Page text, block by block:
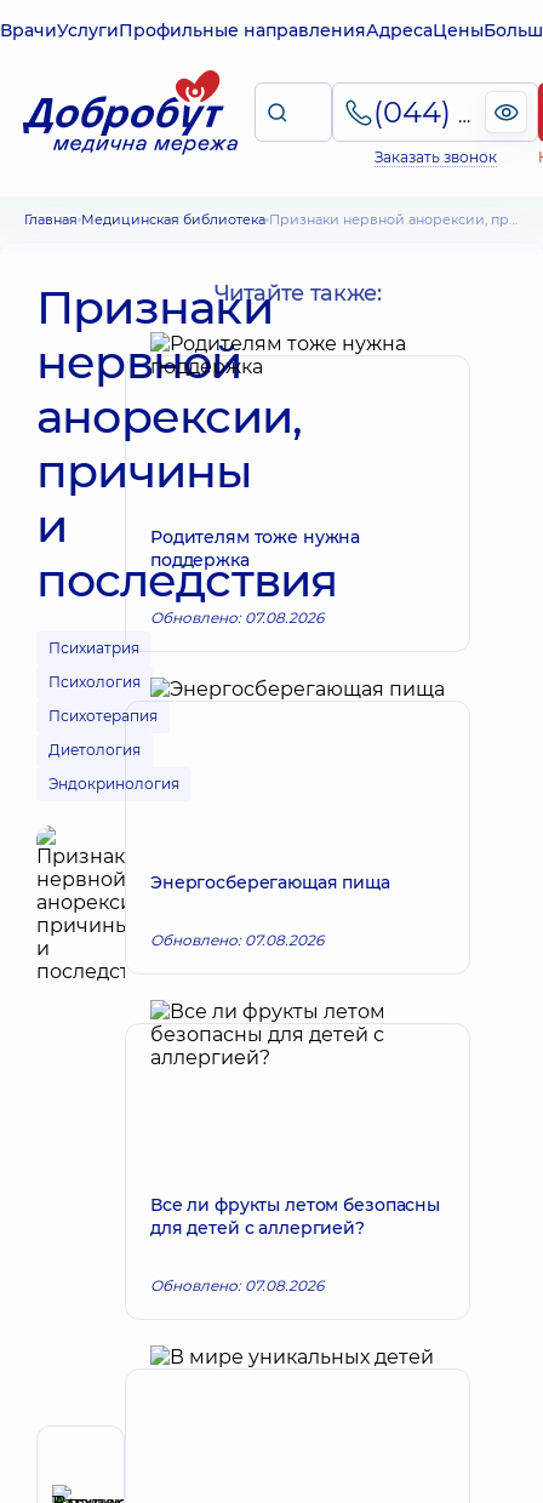
ВрачиУслугиПрофильные направленияАдресаЦены
(044) 495-2-888
Заказать звонок
Главная Медицинская библиотека Признаки нервной анорексии, причины и последствия
Признаки
нервной
анорексии,
причины
и
последствия
Психиатрия
Психология
Психотерапия
Диетология
Эндокринология
Читайте также:
Родителям тоже нужна
поддержка
Обновлено: 07.08.2026
Энергосберегающая пища
Обновлено: 07.08.2026
Все ли фрукты летом безопасны
для детей с аллергией?
Обновлено: 07.08.2026